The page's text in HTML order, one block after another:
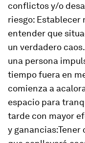
conflictos y/o
riesgo: Establecer
entender que
un verdadero
una persona
tiempo fuera en
comienza a
espacio para
tarde con mayor
y